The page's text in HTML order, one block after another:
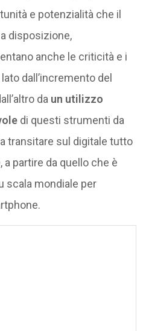
e potenzialità che il
disposizione,
anche le criticità e i
dall’incremento del
da un utilizzo
di questi strumenti da
transitare sul digitale tutto
partire da quello che è
scala mondiale per